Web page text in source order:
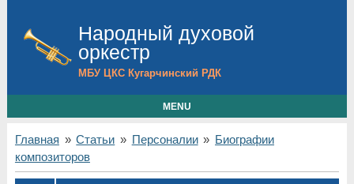
Народный духовой
оркестр
МБУ ЦКС Кугарчинский РДК
MENU
Главная »Статьи » Персоналии» Биографии
композиторов